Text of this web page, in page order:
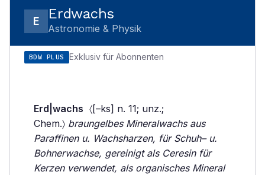
E Erdwachs
Astronomie & Physik
BDW PLUS Exklusiv für Abonnenten
Erd|wachs 〈[–ks] n. 11; unz.;
Chem.〉 braungelbes Mineralwachs aus
Paraffinen u. Wachsharzen, für Schuh– u.
Bohnerwachse, gereinigt als Ceresin für
Kerzen verwendet, als organisches Mineral